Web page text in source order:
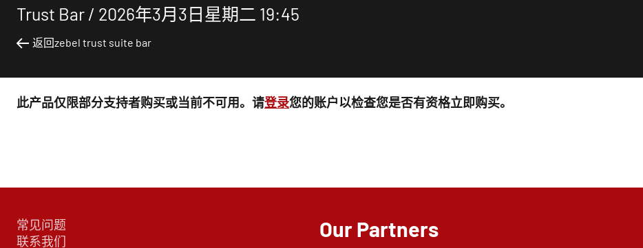
Trust Bar / 2026年3月3日星期二 19:45
返回zebel trust suite bar
此产品仅限部分支持者购买或当前不可用。请登录您的账户以检查您是否有资格立即购买。
常见问题
联系我们
Our Partners